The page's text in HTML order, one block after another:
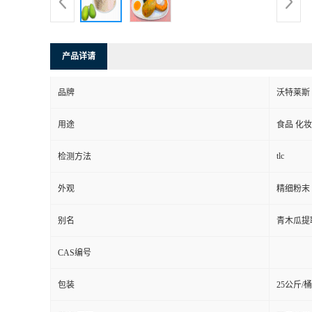
产品详请
品牌 沃特莱斯
用途 食品 化
检测方法 tlc
外观 精细粉末
别名 青木瓜提
CAS编号
包装 25公斤/桶